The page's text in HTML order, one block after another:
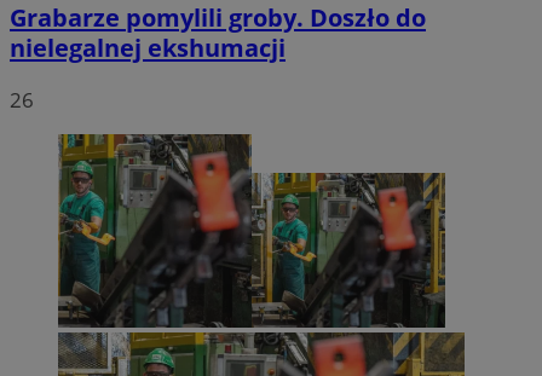
Grabarze pomylili groby. Doszło do
nielegalnej ekshumacji
26